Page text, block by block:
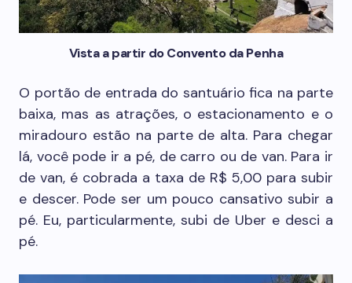
Vista a partir do Convento da Penha
O portão de entrada do santuário fica na parte
baixa, mas as atrações, o estacionamento e o
miradouro estão na parte de alta. Para chegar
lá, você pode ir a pé, de carro ou de van. Para ir
de van, é cobrada a taxa de R$ 5,00 para subir
e descer. Pode ser um pouco cansativo subir a
pé. Eu, particularmente, subi de Uber e desci a
pé.